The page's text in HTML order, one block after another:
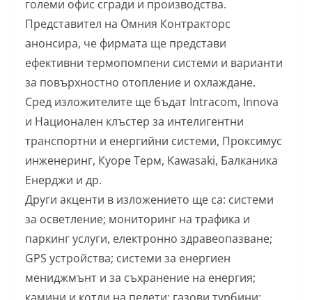
големи офис сгради и производства.
Представител на Омния Контракторс
анонсира, че фирмата ще представи
ефективни термопомпени системи и варианти
за повърхностно отопление и охлаждане.
Сред изложителите ще бъдат Intracom, Innova
и Национален клъстер за интелигентни
транспортни и енергийни системи, Проксимус
инженеринг, Куоре Терм, Kawasaki, Балканика
Енерджи и др.
Други акценти в изложението ще са: системи
за осветление; мониторинг на трафика и
паркинг услуги, електронно здравеопазване;
GPS устройства; системи за енергиен
мениджмънт и за съхранение на енергия;